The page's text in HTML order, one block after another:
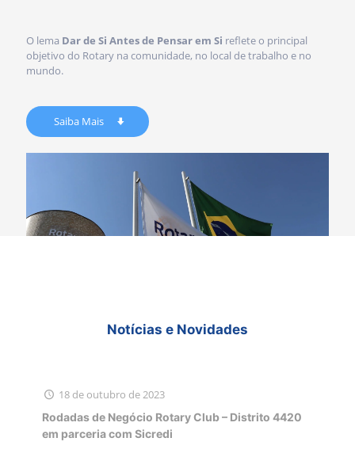
O lema Dar de Si Antes de Pensar em Si reflete o principal
objetivo do Rotary na comunidade, no local de trabalho e no
mundo.
Saiba Mais
Notícias e Novidades
18 de outubro de 2023
Rodadas de Negócio Rotary Club – Distrito 4420
em parceria com Sicredi